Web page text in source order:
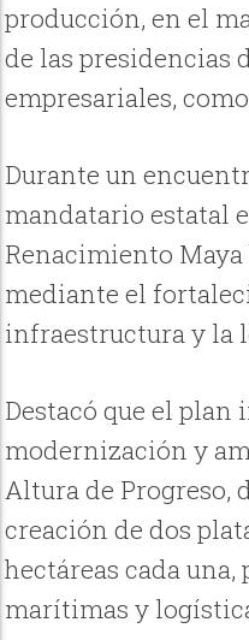
producción, en el
de las presidencias
empresariales,
Durante un
mandatario estatal
Renacimiento
mediante el
infraestructura y la
Destacó que el plan
modernización y
Altura de Progreso,
creación de dos
hectáreas cada
marítimas y